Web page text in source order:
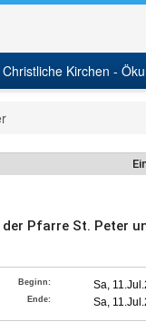
Christliche Kirchen -
Pfarre St. Peter
Beginn: Sa,
Ende: Sa,